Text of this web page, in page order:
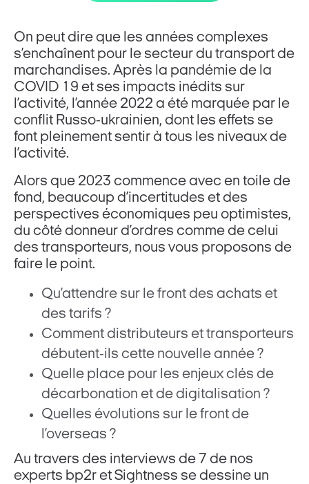
On peut dire que les années complexes
s’enchaînent pour le secteur du transport de
marchandises. Après la pandémie de la
COVID 19 et ses impacts inédits sur
l’activité, l’année 2022 a été marquée par le
conflit Russo-ukrainien, dont les effets se
font pleinement sentir à tous les niveaux de
l’activité.
Alors que 2023 commence avec en toile de
fond, beaucoup d’incertitudes et des
perspectives économiques peu optimistes,
du côté donneur d’ordres comme de celui
des transporteurs, nous vous proposons de
faire le point.
Qu’attendre sur le front des achats et
des tarifs ?
Comment distributeurs et transporteurs
débutent-ils cette nouvelle année ?
Quelle place pour les enjeux clés de
décarbonation et de digitalisation ?
Quelles évolutions sur le front de
l’overseas ?
Au travers des interviews de 7 de nos
experts bp2r et Sightness se dessine un